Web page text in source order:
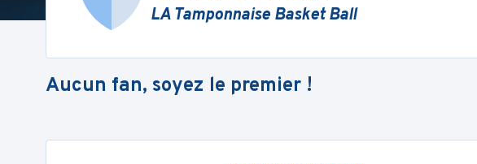
LA Tamponnaise Basket Ball
Aucun fan, soyez le premier !